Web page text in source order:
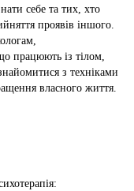
себе та тих, хто
проявів іншого.
працюють із тілом,
з техніками
власного життя.